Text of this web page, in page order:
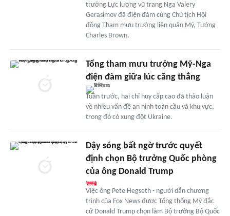
trưởng Lực lượng vũ trang Nga Valery
Gerasimov đã điện đàm cùng Chủ tịch Hội
đồng Tham mưu trưởng liên quân Mỹ, Tướng
Charles Brown.
Tổng tham mưu trưởng Mỹ-Nga
điện đàm giữa lúc căng thẳng
Tuần trước, hai chỉ huy cấp cao đã thảo luận
về nhiều vấn đề an ninh toàn cầu và khu vực,
trong đó có xung đột Ukraine.
Dậy sóng bất ngờ trước quyết
định chọn Bộ trưởng Quốc phòng
của ông Donald Trump
Việc ông Pete Hegseth - người dẫn chương
trình của Fox News được Tổng thống Mỹ đắc
cử Donald Trump chọn làm Bộ trưởng Bộ Quốc